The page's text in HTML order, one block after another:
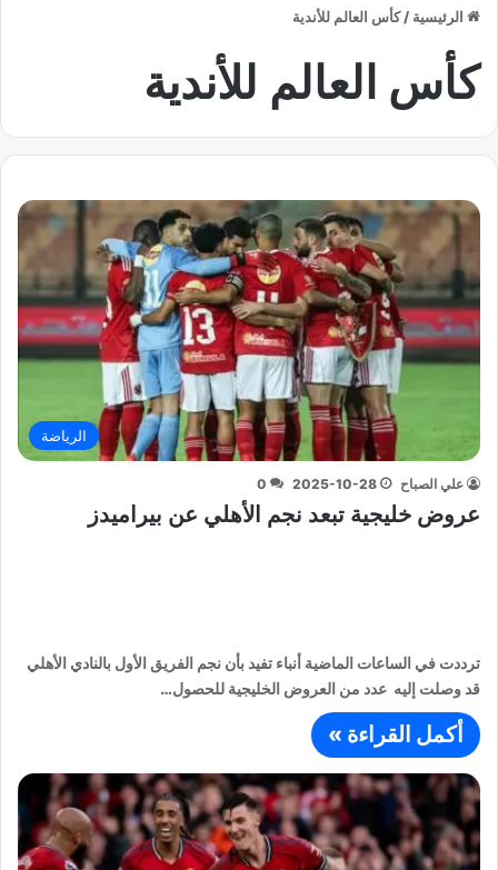
الرئيسية / كأس العالم للأندية
كأس العالم للأندية
الرياضة
علي الصباح 2025-10-28
0
عروض خليجية تبعد نجم الأهلي عن بيراميدز
ترددت في الساعات الماضية أنباء تفيد بأن نجم الفريق الأول بالنادي الأهلي
قد وصلت إليه عدد من العروض الخليجية للحصول…
أكمل القراءة »